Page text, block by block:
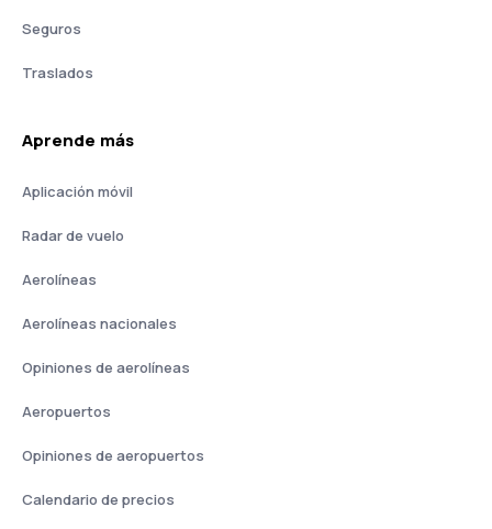
Seguros
Traslados
Aprende más
Aplicación móvil
Radar de vuelo
Aerolíneas
Aerolíneas nacionales
Opiniones de aerolíneas
Aeropuertos
Opiniones de aeropuertos
Calendario de precios